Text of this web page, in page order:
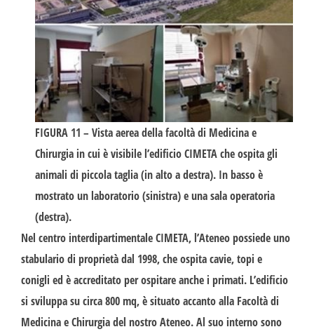
FIGURA 11 – Vista aerea della facoltà di Medicina e
Chirurgia in cui è visibile l’edificio CIMETA che ospita gli
animali di piccola taglia (in alto a destra). In basso è
mostrato un laboratorio (sinistra) e una sala operatoria
(destra).
Nel centro interdipartimentale CIMETA, l’Ateneo possiede uno
stabulario di proprietà dal 1998, che ospita cavie, topi e
conigli ed è accreditato per ospitare anche i primati. L’edificio
si sviluppa su circa 800 mq, è situato accanto alla Facoltà di
Medicina e Chirurgia del nostro Ateneo. Al suo interno sono